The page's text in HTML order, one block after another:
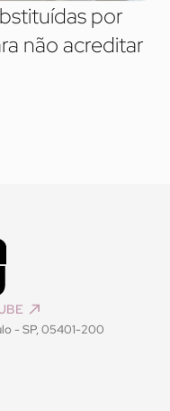
por
não acreditar
- SP, 05401-200